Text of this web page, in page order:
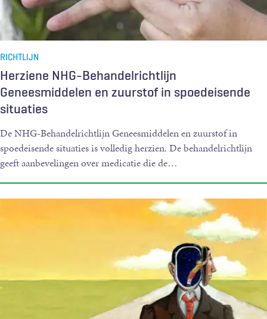
Herziene NHG-Behandelrichtlijn
Geneesmiddelen en zuurstof in spoedeisende
situaties
RICHTLIJN
De NHG-Behandelrichtlijn Geneesmiddelen en zuurstof in
spoedeisende situaties is volledig herzien. De behandelrichtlijn
geeft aanbevelingen over medicatie die de…